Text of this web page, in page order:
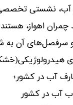
نشستی
چمران اهواز،
و سرفصل‌های آن به
آب در کشور؛
آب در کشور